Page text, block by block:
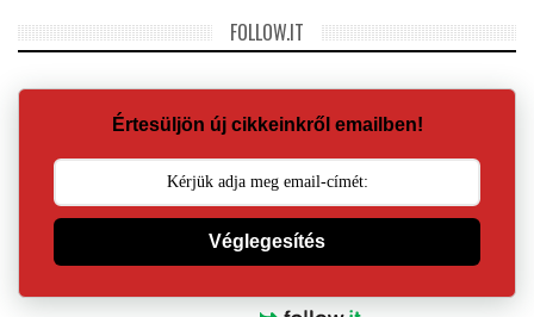
FOLLOW.IT
Értesüljön új cikkeinkről emailben!
Véglegesítés